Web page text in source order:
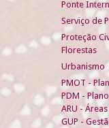
Ponte
Serviço de
Proteção
Florestas
Urbanismo
PMOT -
PDM -
ARU -
GUP -